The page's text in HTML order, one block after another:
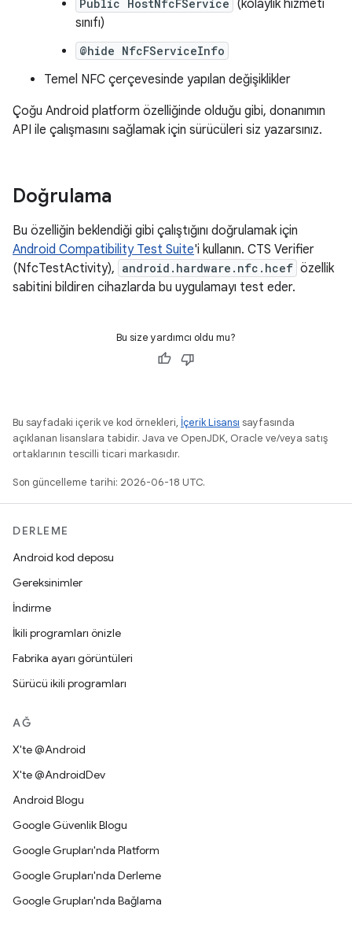
Public HostNfcFService (kolaylık hizmeti
sınıfı)
@hide NfcFServiceInfo
Temel NFC çerçevesinde yapılan değişiklikler
Çoğu Android platform özelliğinde olduğu gibi, donanımın
API ile çalışmasını sağlamak için sürücüleri siz yazarsınız.
Doğrulama
Bu özelliğin beklendiği gibi çalıştığını doğrulamak için
Android Compatibility Test Suite'i kullanın. CTS Verifier
(NfcTestActivity), android.hardware.nfc.hcef özellik
sabitini bildiren cihazlarda bu uygulamayı test eder.
Bu size yardımcı oldu mu?
Bu sayfadaki içerik ve kod örnekleri, İçerik Lisansı sayfasında
açıklanan lisanslara tabidir. Java ve OpenJDK, Oracle ve/veya satış
ortaklarının tescilli ticari markasıdır.
Son güncelleme tarihi: 2026-06-18 UTC.
DERLEME
Android kod deposu
Gereksinimler
İndirme
İkili programları önizle
Fabrika ayarı görüntüleri
Sürücü ikili programları
AĞ
X'te @Android
X'te @AndroidDev
Android Blogu
Google Güvenlik Blogu
Google Grupları'nda Platform
Google Grupları'nda Derleme
Google Grupları'nda Bağlama